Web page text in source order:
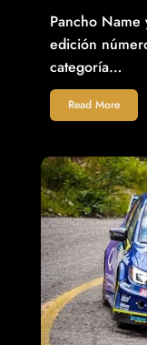
Pancho Name
edición
categoría…
Read More